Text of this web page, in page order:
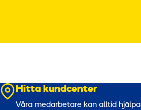
Hitta kundcenter
Våra medarbetare kan alltid hjälpa